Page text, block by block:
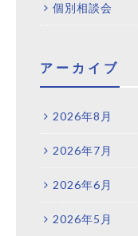
個別相談会
アーカイブ
2026年8月
2026年7月
2026年6月
2026年5月